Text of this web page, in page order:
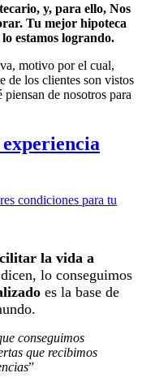
y, para ello, Nos
Tu mejor hipoteca
estamos logrando.
motivo por el cual,
de los clientes son vistos
de nosotros para
condiciones para tu
la vida a
lo conseguimos
es la base de
conseguimos
que recibimos
”